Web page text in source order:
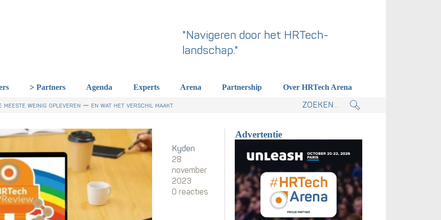
"Navigeren door het HRTech-
landschap."
Partners Agenda Experts Arena Partnership Over HRTech Arena
kabinet. Skills-gerichte arbeidsmarkt onderdeel actieplan.
een gemeenschappelijke skillstaal nodig heeft
dit een wake-up call is voor HR in Nederland
meeste weinig opleveren — en wat het verschil maakt
Kyden
28
november
2023
0 reacties
Advertentie